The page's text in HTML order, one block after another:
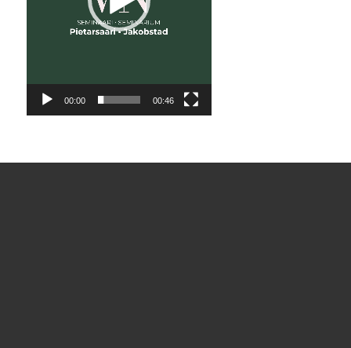
00:00 00:46